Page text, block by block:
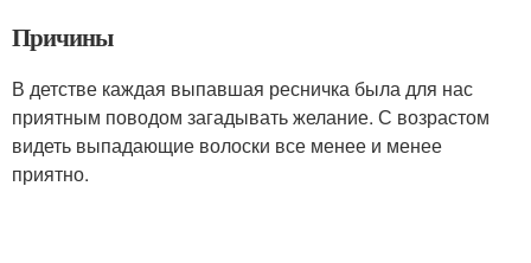
Причины
В детстве каждая выпавшая ресничка была для нас
приятным поводом загадывать желание. С возрастом
видеть выпадающие волоски все менее и менее
приятно.